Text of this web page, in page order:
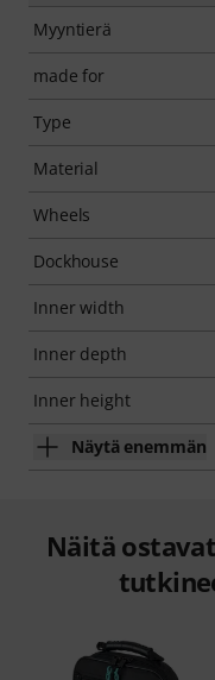
Myyntierä
made for
Type
Material
Wheels
Dockhouse
Inner width
Inner depth
Inner height
Näytä enemmän
Näitä